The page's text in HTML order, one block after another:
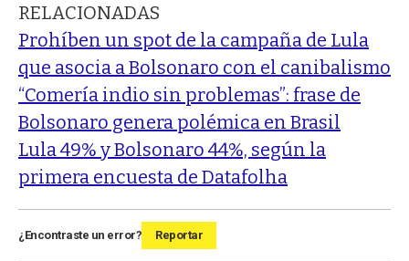
RELACIONADAS
Prohíben un spot de la campaña de Lula
que asocia a Bolsonaro con el canibalismo
“Comería indio sin problemas”: frase de
Bolsonaro genera polémica en Brasil
Lula 49% y Bolsonaro 44%, según la
primera encuesta de Datafolha
¿Encontraste un error? Reportar